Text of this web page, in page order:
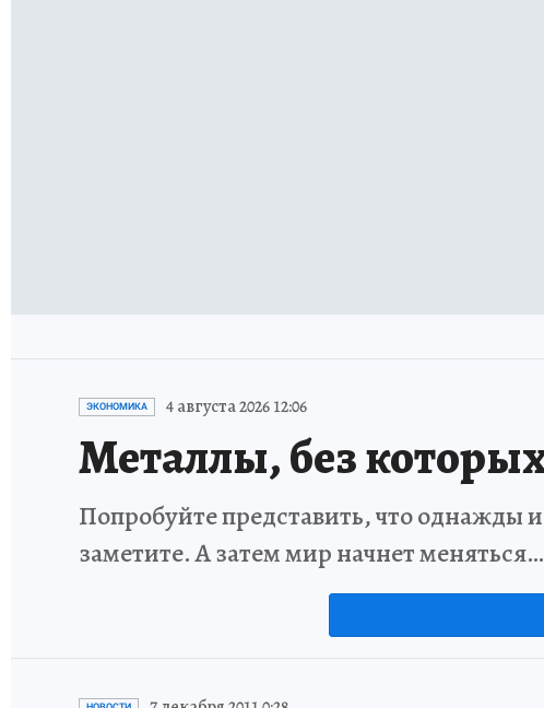
ЭКОНОМИКА 4 августа 2026 12:06
Металлы, без
Попробуйте представить, что однажды
заметите. А затем мир начнет меняться…